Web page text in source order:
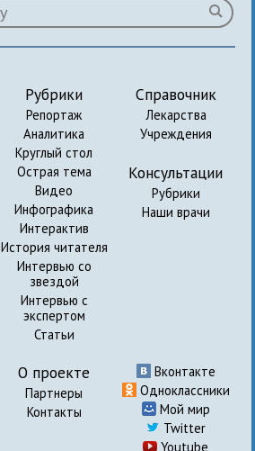
Рубрики
Репортаж
Аналитика
Круглый стол
Острая тема
Видео
Инфографика
Интерактив
История читателя
Интервью со
звездой
Интервью с
экспертом
Статьи
Справочник
Лекарства
Учреждения
Консультации
Рубрики
Наши врачи
О проекте
Партнеры
Контакты
Вконтакте
Одноклассники
Мой мир
Twitter
Youtube